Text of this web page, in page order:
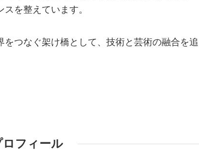
を整えています。
つなぐ架け橋として、技術と芸術の融合を追
フィール